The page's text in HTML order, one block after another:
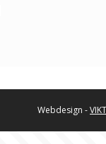
Webdesign -